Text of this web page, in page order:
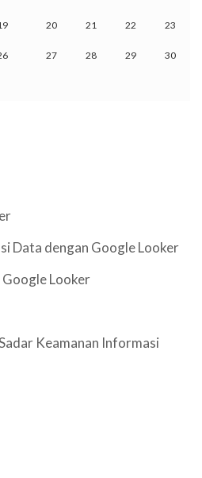
20 21 22 23
27 28 29 30
Data dengan Google Looker
Looker
Keamanan Informasi